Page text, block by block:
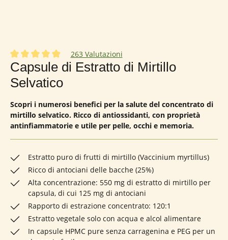
Valutazione media di 4.92 su 5 stelle
263 Valutazioni
Capsule di Estratto di Mirtillo
Selvatico
Scopri i numerosi benefici per la salute del concentrato di
mirtillo selvatico. Ricco di antiossidanti, con proprietà
antinfiammatorie e utile per pelle, occhi e memoria.
Estratto puro di frutti di mirtillo (Vaccinium myrtillus)
Ricco di antociani delle bacche (25%)
Alta concentrazione: 550 mg di estratto di mirtillo per
capsula, di cui 125 mg di antociani
Rapporto di estrazione concentrato: 120:1
Estratto vegetale solo con acqua e alcol alimentare
In capsule HPMC pure senza carragenina e PEG per un